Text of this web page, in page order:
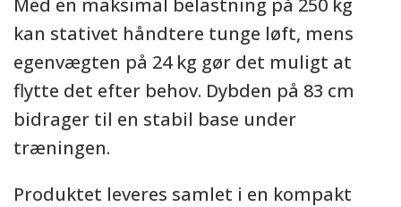
Med en maksimal belastning på 250 kg
kan stativet håndtere tunge løft, mens
egenvægten på 24 kg gør det muligt at
flytte det efter behov. Dybden på 83 cm
bidrager til en stabil base under
træningen.
Produktet leveres samlet i en kompakt